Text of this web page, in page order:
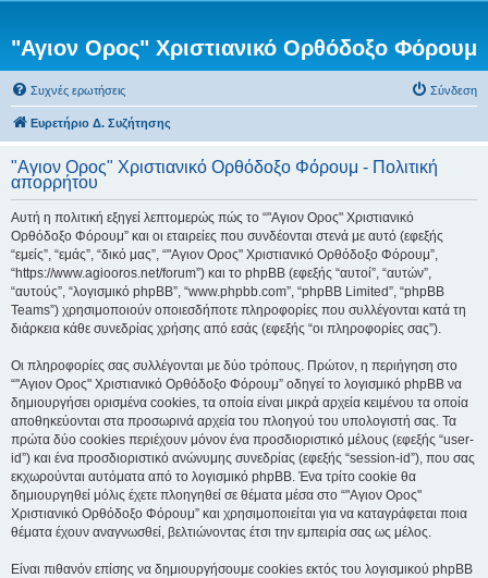
"Αγιον Ορος" Χριστιανικό Ορθόδοξο Φόρουμ
Συχνές ερωτήσεις Σύνδεση
Ευρετήριο Δ. Συζήτησης
"Αγιον Ορος" Χριστιανικό Ορθόδοξο Φόρουμ - Πολιτική
απορρήτου
Αυτή η πολιτική εξηγεί λεπτομερώς πώς το “"Αγιον Ορος" Χριστιανικό
Ορθόδοξο Φόρουμ” και οι εταιρείες που συνδέονται στενά με αυτό (εφεξής
“εμείς”, “εμάς”, “δικό μας”, “"Αγιον Ορος" Χριστιανικό Ορθόδοξο Φόρουμ”,
“https://www.agiooros.net/forum”) και το phpBB (εφεξής “αυτοί”, “αυτών”,
“αυτούς”, “λογισμικό phpBB”, “www.phpbb.com”, “phpBB Limited”, “phpBB
Teams”) χρησιμοποιούν οποιεσδήποτε πληροφορίες που συλλέγονται κατά τη
διάρκεια κάθε συνεδρίας χρήσης από εσάς (εφεξής “οι πληροφορίες σας”).
Οι πληροφορίες σας συλλέγονται με δύο τρόπους. Πρώτον, η περιήγηση στο
“"Αγιον Ορος" Χριστιανικό Ορθόδοξο Φόρουμ” οδηγεί το λογισμικό phpBB να
δημιουργήσει ορισμένα cookies, τα οποία είναι μικρά αρχεία κειμένου τα οποία
αποθηκεύονται στα προσωρινά αρχεία του πλοηγού του υπολογιστή σας. Τα
πρώτα δύο cookies περιέχουν μόνον ένα προσδιοριστικό μέλους (εφεξής “user-
id”) και ένα προσδιοριστικό ανώνυμης συνεδρίας (εφεξής “session-id”), που σας
εκχωρούνται αυτόματα από το λογισμικό phpBB. Ένα τρίτο cookie θα
δημιουργηθεί μόλις έχετε πλοηγηθεί σε θέματα μέσα στο “"Αγιον Ορος"
Χριστιανικό Ορθόδοξο Φόρουμ” και χρησιμοποιείται για να καταγράφεται ποια
θέματα έχουν αναγνωσθεί, βελτιώνοντας έτσι την εμπειρία σας ως μέλος.
Είναι πιθανόν επίσης να δημιουργήσουμε cookies εκτός του λογισμικού phpBB